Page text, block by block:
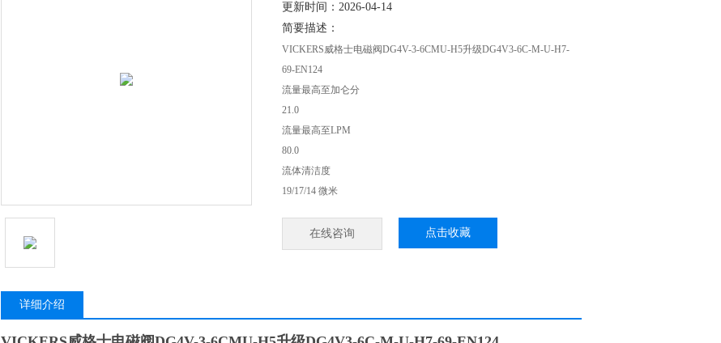
更新时间：2026-04-14
简要描述：
VICKERS威格士电磁阀DG4V-3-6CMU-H5升级DG4V3-6C-M-U-H7-
69-EN124
流量最高至加仑分
21.0
流量最高至LPM
80.0
流体清洁度
19/17/14 微米
在线咨询 点击收藏
详细介绍